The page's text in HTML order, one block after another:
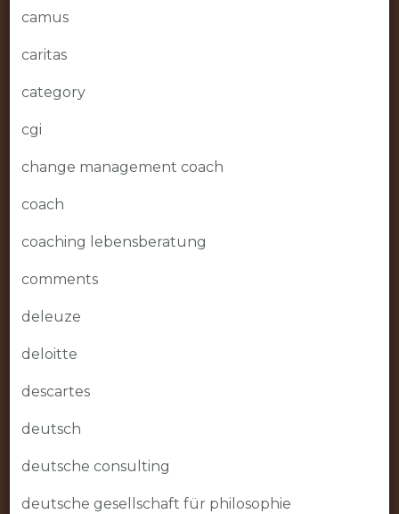
camus
caritas
category
cgi
change management coach
coach
coaching lebensberatung
comments
deleuze
deloitte
descartes
deutsch
deutsche consulting
deutsche gesellschaft für philosophie